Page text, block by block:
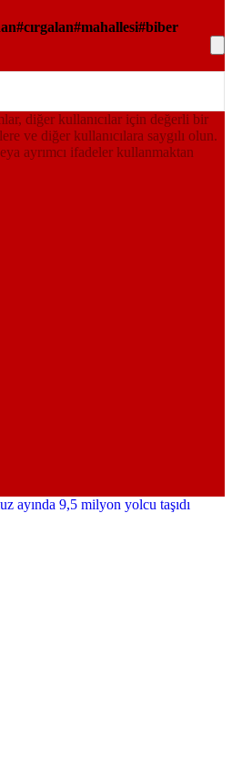
cırgalan mahallesi biber
diğer kullanıcılar için değerli bir
ve diğer kullanıcılara saygılı olun.
ayrımcı ifadeler kullanmaktan